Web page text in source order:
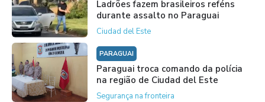
Ladrões fazem brasileiros reféns
durante assalto no Paraguai
Ciudad del Este
PARAGUAI
Paraguai troca comando da polícia
na região de Ciudad del Este
Segurança na fronteira